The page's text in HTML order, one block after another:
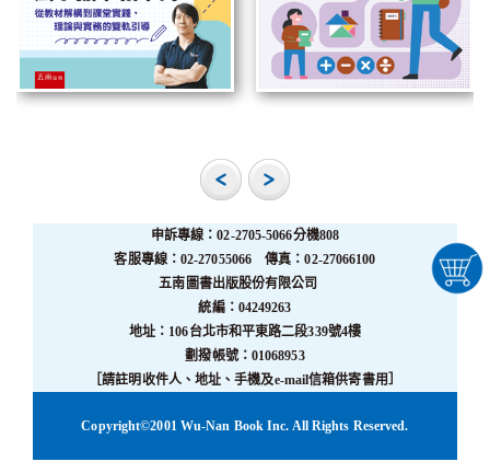
申訴專線：02-2705-5066分機808
客服專線：02-27055066 傳真：02-27066100
五南圖書出版股份有限公司
統編：04249263
地址：106台北市和平東路二段339號4樓
劃撥帳號：01068953
［請註明收件人、地址、手機及e-mail信箱供寄書用］
Copyright©2001 Wu-Nan Book Inc. All Rights Reserved.